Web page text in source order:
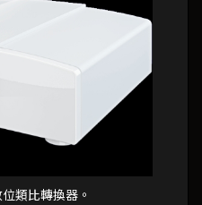
類比轉換器。